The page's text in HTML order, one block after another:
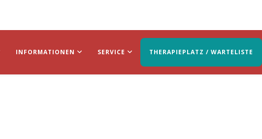
INFORMATIONEN SERVICE THERAPIEPLATZ / WARTELISTE